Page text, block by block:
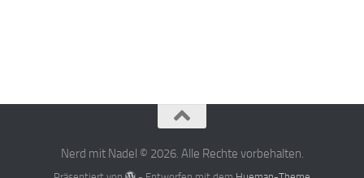
Nerd mit Nadel © 2026. Alle Rechte vorbehalten.